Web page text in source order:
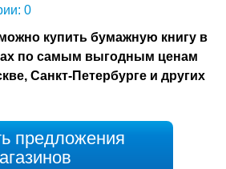
0
купить бумажную книгу в
по самым выгодным ценам
Санкт-Петербурге и других
предложения